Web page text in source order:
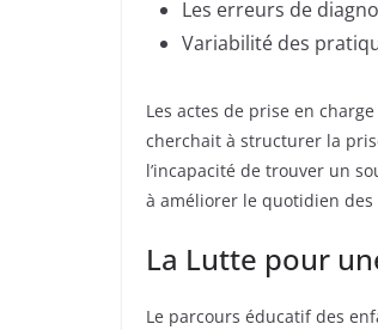
Les erreurs de
Variabilité des
Les actes de prise en
cherchait à structurer la
l’incapacité de trouver un
à améliorer le quotidien
La Lutte pour
Le parcours éducatif des